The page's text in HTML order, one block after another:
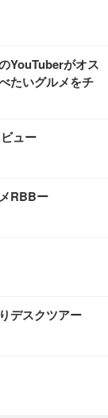
YouTuberがオス
たいグルメをチ
ュー
RBBー
デスクツアー